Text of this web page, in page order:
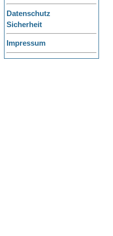
Datenschutz
Sicherheit
Impressum